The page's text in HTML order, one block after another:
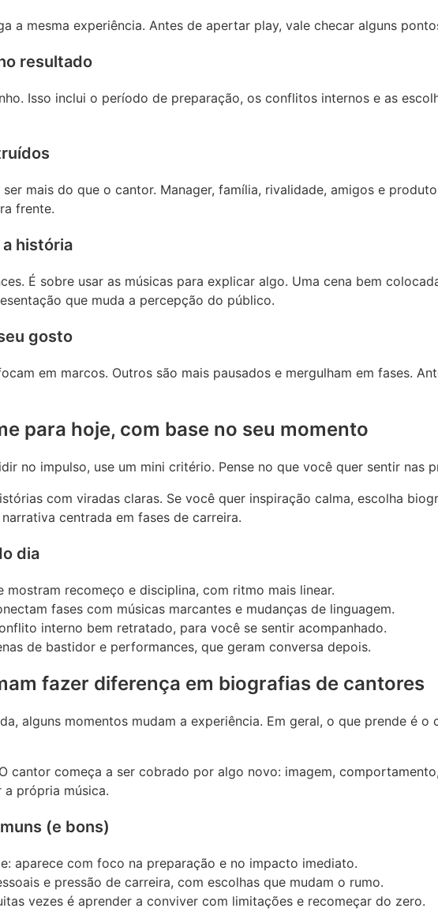
a mesma experiência. Antes de apertar play, vale checar alguns
resultado
Isso inclui o período de preparação, os conflitos internos e as
mais do que o cantor. Manager, família, rivalidade, amigos e
frente.
história
É sobre usar as músicas para explicar algo. Uma cena bem
que muda a percepção do público.
gosto
em marcos. Outros são mais pausados e mergulham em fases.
para hoje, com base no seu momento
no impulso, use um mini critério. Pense no que você quer sentir nas
com viradas claras. Se você quer inspiração calma, escolha
centrada em fases de carreira.
dia
mostram recomeço e disciplina, com ritmo mais linear.
fases com músicas marcantes e mudanças de linguagem.
interno bem retratado, para você se sentir acompanhado.
de bastidor e performances, que geram conversa depois.
fazer diferença em biografias de cantores
alguns momentos mudam a experiência. Em geral, o que prende é
cantor começa a ser cobrado por algo novo: imagem,
própria música.
(e bons)
aparece com foco na preparação e no impacto imediato.
e pressão de carreira, com escolhas que mudam o rumo.
vezes é aprender a conviver com limitações e recomeçar do zero.